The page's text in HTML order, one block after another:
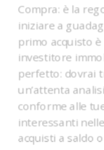
Compra: è la
iniziare a
primo acquisto
investitore
perfetto: dovrai
un’attenta
conforme alle
interessanti
acquisti a saldo